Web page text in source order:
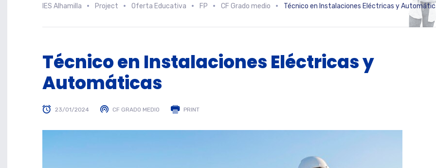
IES Alhamilla Project Oferta Educativa FP CF Grado medio Técnico en Instalaciones Eléctricas y
Técnico en Instalaciones Eléctricas y
Automáticas
23/01/2024 CF GRADO MEDIO PRINT